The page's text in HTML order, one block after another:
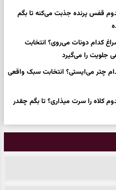
قفس پرنده جذبت می‌کنه تا بگم
کدام دونات می‌روی؟ انتخابت
جلویت را می‌گیرد
چتر می‌ایستی؟ انتخابت سبک واقعی
را سرت میذاری؟ تا بگم چقدر